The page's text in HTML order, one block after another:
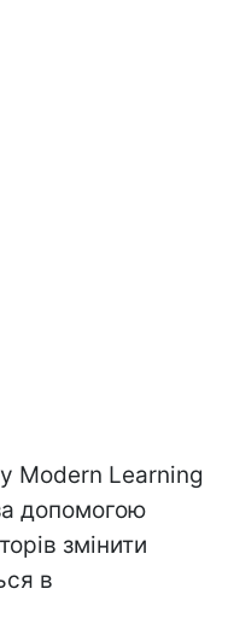
Modern Learning
допомогою
змінити
в